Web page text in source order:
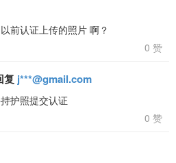
前认证上传的照片 啊？
0 赞
复 j***@gmail.com
护照提交认证
0 赞